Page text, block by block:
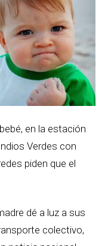
en la estación
Verdes con
piden que el
dé a luz a sus
colectivo,